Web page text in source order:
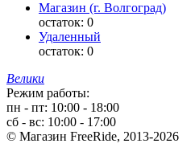
Магазин (г. Волгоград)
остаток: 0
Удаленный
остаток: 0
Велики
Режим работы:
пн - пт: 10:00 - 18:00
сб - вс: 10:00 - 17:00
© Магазин FreeRide, 2013-2026